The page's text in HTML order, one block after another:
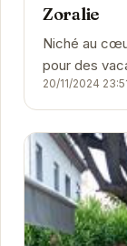
Zoralie
Niché au
pour des
20/11/2024